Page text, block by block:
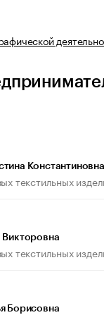
Константиновна
текстильных
Викторовна
текстильных
Борисовна